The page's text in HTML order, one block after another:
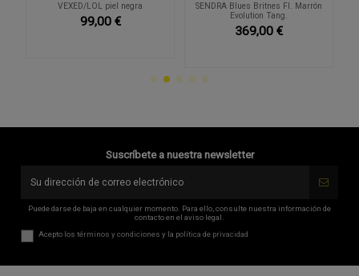
VEXED/LOL piel negra
99,00 €
SENDRA Blues Britnes Fl. Marrón
Evolution Tang.
369,00 €
Suscríbete a nuestra newsletter
Puede darse de baja en cualquier momento. Para ello, consulte nuestra información de
contacto en el aviso legal.
Acepto lostérminos y condiciones y la política de privacidad